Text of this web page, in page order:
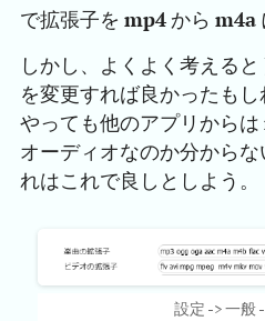
で拡張子を mp4から m4a
しかし、よくよく考えると
を変更すれば良かったも
やっても他のアプリからは
オーディオなのか分から
れはこれで良しとしよう。
設定 -> 一般